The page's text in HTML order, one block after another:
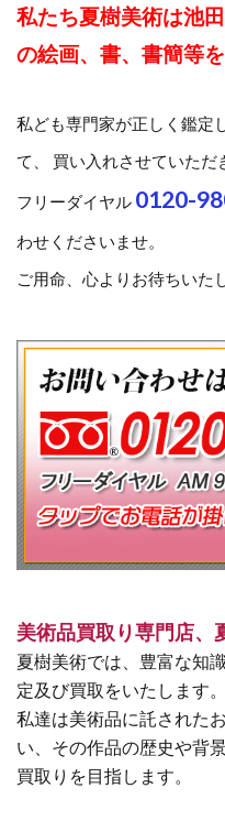
私たち夏樹美術は池
の絵画、書、書簡等
私ども専門家が正しく鑑定
て、 買い入れさせていただ
フリーダイヤル 0120-
わせくださいませ。
ご用命、心よりお待ちいた
美術品買取り専門店、
夏樹美術では、豊富な知
定及び買取をいたします。
私達は美術品に託された
い、その作品の歴史や背
買取りを目指します。